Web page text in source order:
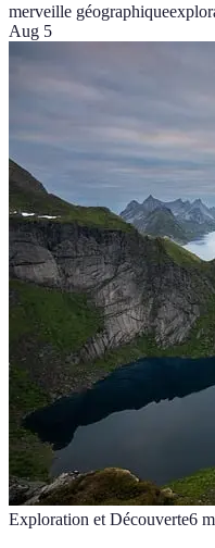
merveille géographique
Aug 5
Exploration et Découverte6